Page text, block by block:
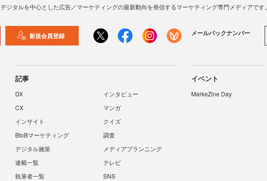
デジタルを中心とした広告／マーケティングの最新動向を発信するマーケティング専門メディアです。
新規会員登録 メールバックナンバー
記事
DX
インタビュー
CX
マンガ
インサイト
クイズ
BtoBマーケティング
調査
デジタル施策
メディアプランニング
連載一覧
テレビ
執筆者一覧
SNS
イベント
MarkeZine Day